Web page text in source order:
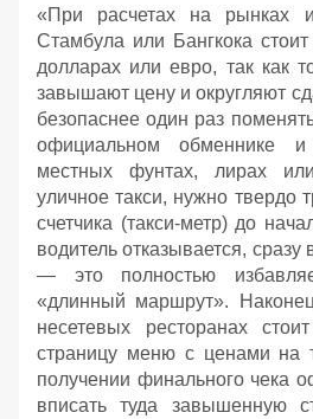
«При расчетах на рынках
Стамбула или Бангкока
долларах или евро, так как
завышают цену и округляют
безопаснее один раз
официальном обменнике
местных фунтах, лирах
уличное такси, нужно твердо
счетчика (такси-метр) до
водитель отказывается,
— это полностью
«длинный маршрут».
несетевых ресторанах
страницу меню с ценами на
получении финального чека
вписать туда завышенную